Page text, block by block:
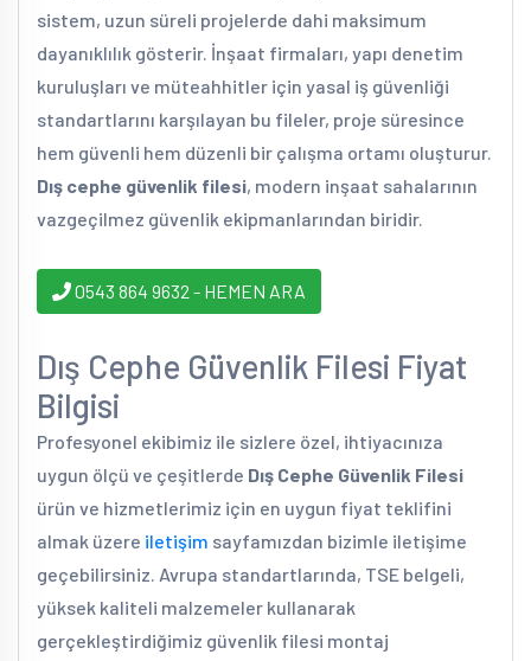
sistem, uzun süreli projelerde dahi maksimum
dayanıklılık gösterir. İnşaat firmaları, yapı denetim
kuruluşları ve müteahhitler için yasal iş güvenliği
standartlarını karşılayan bu fileler, proje süresince
hem güvenli hem düzenli bir çalışma ortamı oluşturur.
Dış cephe güvenlik filesi, modern inşaat sahalarının
vazgeçilmez güvenlik ekipmanlarından biridir.
0543 864 9632 - HEMEN ARA
Dış Cephe Güvenlik Filesi Fiyat
Bilgisi
Profesyonel ekibimiz ile sizlere özel, ihtiyacınıza
uygun ölçü ve çeşitlerde Dış Cephe Güvenlik Filesi
ürün ve hizmetlerimiz için en uygun fiyat teklifini
almak üzere iletişim sayfamızdan bizimle iletişime
geçebilirsiniz. Avrupa standartlarında, TSE belgeli,
yüksek kaliteli malzemeler kullanarak
gerçekleştirdiğimiz güvenlik filesi montaj